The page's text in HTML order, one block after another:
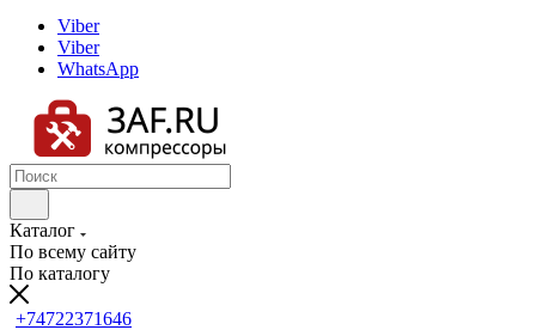
Viber
Viber
WhatsApp
Каталог
По всему сайту
По каталогу
+74722371646